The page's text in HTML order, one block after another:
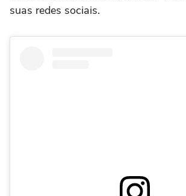
suas redes sociais.